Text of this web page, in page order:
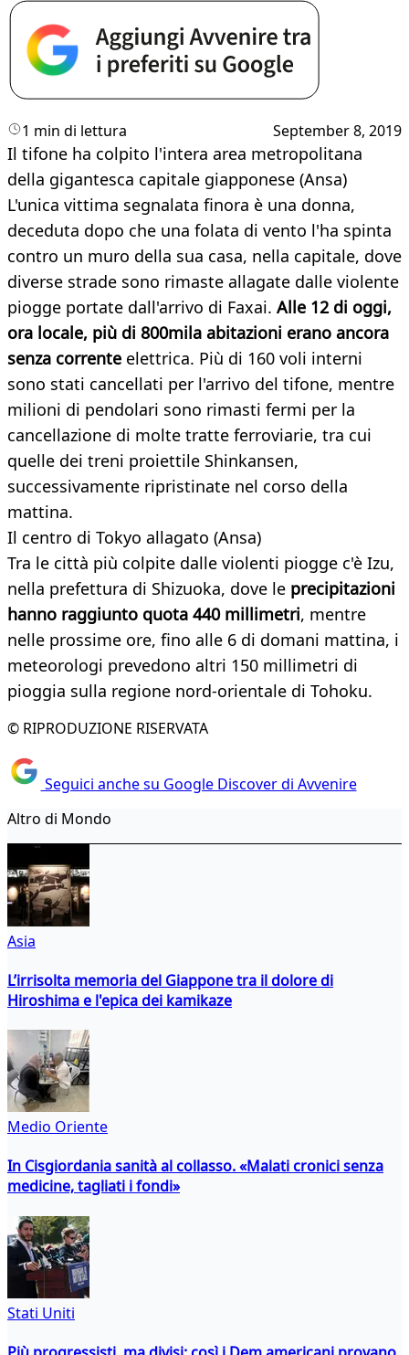
1 min di lettura September 8, 2019
Il tifone ha colpito l'intera area metropolitana
della gigantesca capitale giapponese (Ansa)
L'unica vittima segnalata finora è una donna,
deceduta dopo che una folata di vento l'ha spinta
contro un muro della sua casa, nella capitale, dove
diverse strade sono rimaste allagate dalle violente
piogge portate dall'arrivo di Faxai. Alle 12 di oggi,
ora locale, più di 800mila abitazioni erano ancora
senza corrente elettrica. Più di 160 voli interni
sono stati cancellati per l'arrivo del tifone, mentre
milioni di pendolari sono rimasti fermi per la
cancellazione di molte tratte ferroviarie, tra cui
quelle dei treni proiettile Shinkansen,
successivamente ripristinate nel corso della
mattina.
Il centro di Tokyo allagato (Ansa)
Tra le città più colpite dalle violenti piogge c'è Izu,
nella prefettura di Shizuoka, dove le precipitazioni
hanno raggiunto quota 440 millimetri, mentre
nelle prossime ore, fino alle 6 di domani mattina, i
meteorologi prevedono altri 150 millimetri di
pioggia sulla regione nord-orientale di Tohoku.
© RIPRODUZIONE RISERVATA
Seguici anche su Google Discover di Avvenire
Altro di Mondo
Asia
L’irrisolta memoria del Giappone tra il dolore di
Hiroshima e l'epica dei kamikaze
Medio Oriente
In Cisgiordania sanità al collasso. «Malati cronici senza
medicine, tagliati i fondi»
Stati Uniti